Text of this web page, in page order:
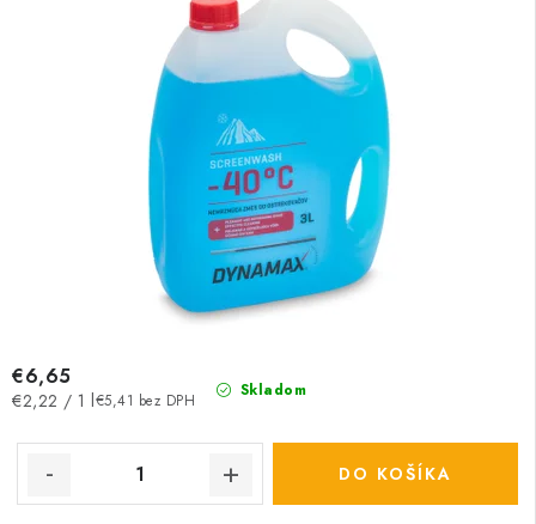
Skladom
€5,41 bez DPH
€6,65
Jednotková
€2,22 / 1 l
DO KOŠÍKA